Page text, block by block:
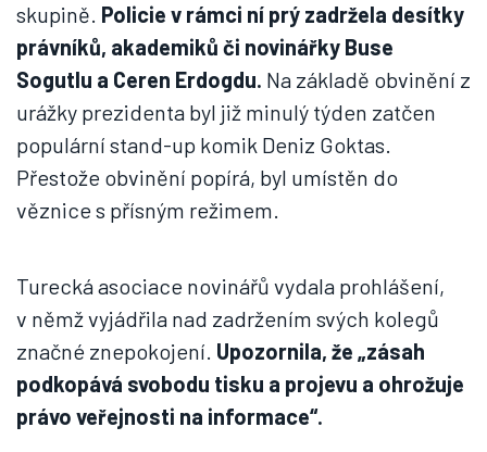
skupině. Policie v rámci ní prý zadržela desítky
právníků, akademiků či novinářky Buse
Sogutlu a Ceren Erdogdu. Na základě obvinění z
urážky prezidenta byl již minulý týden zatčen
populární stand-up komik Deniz Goktas.
Přestože obvinění popírá, byl umístěn do
věznice s přísným režimem.
Turecká asociace novinářů vydala prohlášení,
v němž vyjádřila nad zadržením svých kolegů
značné znepokojení. Upozornila, že „zásah
podkopává svobodu tisku a projevu a ohrožuje
právo veřejnosti na informace“.